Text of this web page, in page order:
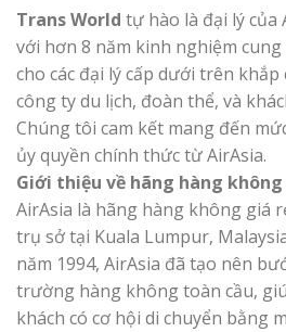
Trans World tự hào là đại lý của
với hơn 8 năm kinh nghiệm cung
cho các đại lý cấp dưới trên khắp
công ty du lịch, đoàn thể, và
Chúng tôi cam kết mang đến
ủy quyền chính thức từ AirAsia.
Giới thiệu về hãng hàng
AirAsia là hãng hàng không giá
trụ sở tại Kuala Lumpur,
năm 1994, AirAsia đã tạo nên
trường hàng không toàn cầu,
khách có cơ hội di chuyển bằng